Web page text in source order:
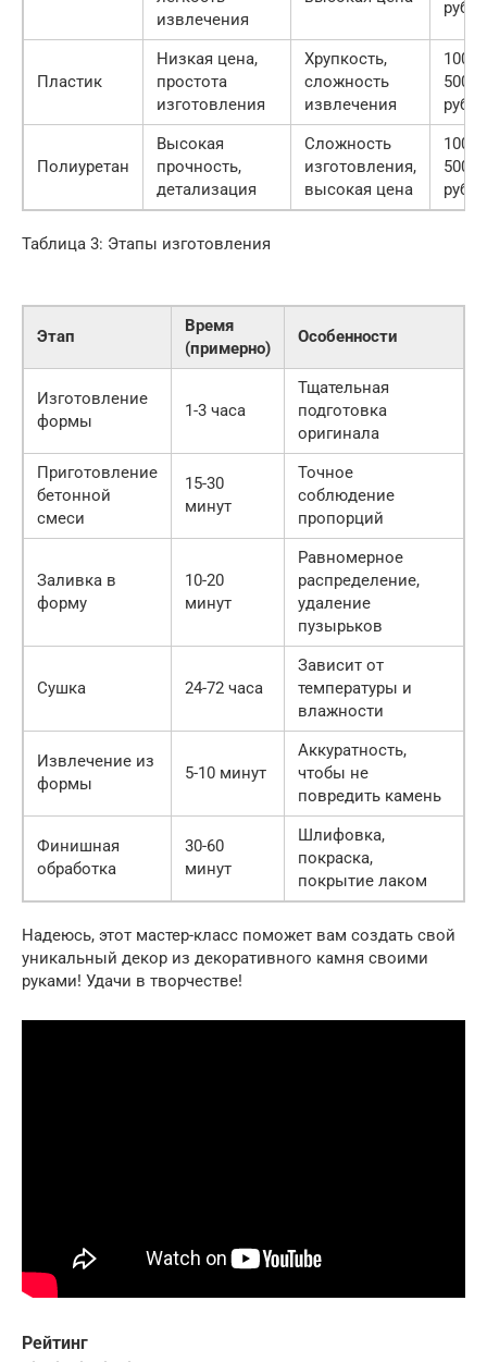
извлечения
руб.
Пластик
Низкая цена,
простота
изготовления
Хрупкость,
сложность
извлечения
100-
500
руб.
Полиуретан
Высокая
прочность,
детализация
Сложность
изготовления,
высокая цена
1000-
5000
руб.
Таблица 3: Этапы изготовления
Этап
Время
(примерно)
Особенности
Изготовление
формы
1-3 часа
Тщательная
подготовка
оригинала
Приготовление
бетонной
смеси
15-30
минут
Точное
соблюдение
пропорций
Заливка в
форму
10-20
минут
Равномерное
распределение,
удаление
пузырьков
Сушка 24-72 часа
Зависит от
температуры и
влажности
Извлечение из
формы
5-10 минут
Аккуратность,
чтобы не
повредить камень
Финишная
обработка
30-60
минут
Шлифовка,
покраска,
покрытие лаком
Надеюсь, этот мастер-класс поможет вам создать свой
уникальный декор из декоративного камня своими
руками! Удачи в творчестве!
Рейтинг